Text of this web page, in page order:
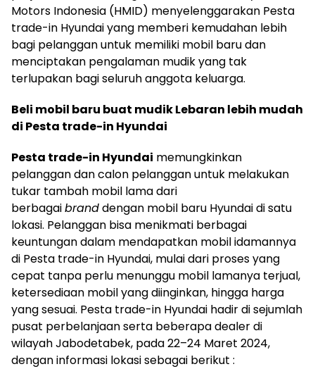
Motors Indonesia (HMID) menyelenggarakan Pesta
trade-in Hyundai yang memberi kemudahan lebih
bagi pelanggan untuk memiliki mobil baru dan
menciptakan pengalaman mudik yang tak
terlupakan bagi seluruh anggota keluarga.
Beli mobil baru buat mudik Lebaran lebih mudah
di Pesta trade-in Hyundai
Pesta trade-in Hyundai memungkinkan
pelanggan dan calon pelanggan untuk melakukan
tukar tambah mobil lama dari
berbagaibranddengan mobil baru Hyundai di satu
lokasi. Pelanggan bisa menikmati berbagai
keuntungan dalam mendapatkan mobil idamannya
di Pesta trade-in Hyundai, mulai dari proses yang
cepat tanpa perlu menunggu mobil lamanya terjual,
ketersediaan mobil yang diinginkan, hingga harga
yang sesuai. Pesta trade-in Hyundai hadir di sejumlah
pusat perbelanjaan serta beberapa dealer di
wilayah Jabodetabek, pada 22–24 Maret 2024,
dengan informasi lokasi sebagai berikut :